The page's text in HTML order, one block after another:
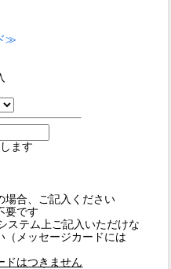
≫
ます
場合、ご記入ください
要です
ステム上ご記入いただけな
（メッセージカードには
ドはつきません